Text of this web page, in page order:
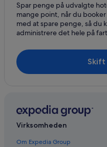
Spar penge på udvalgte
mange point, når du
med at spare penge, så du
administrere det hele på
Skift
Virksomheden
Om Expedia Group